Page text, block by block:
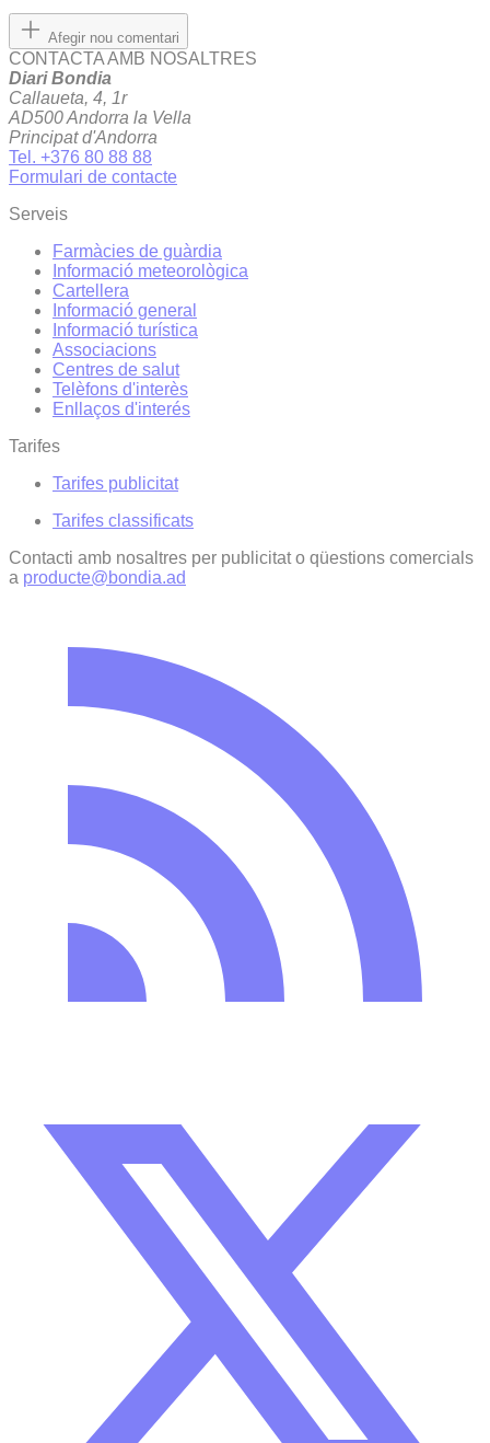
Afegir nou comentari
CONTACTA AMB NOSALTRES
Diari Bondia
Callaueta, 4, 1r
AD500 Andorra la Vella
Principat d'Andorra
Tel. +376 80 88 88
Formulari de contacte
Serveis
Farmàcies de guàrdia
Informació meteorològica
Cartellera
Informació general
Informació turística
Associacions
Centres de salut
Telèfons d'interès
Enllaços d'interés
Tarifes
Tarifes publicitat
Tarifes classificats
Contacti amb nosaltres per publicitat o qüestions comercials
a producte@bondia.ad